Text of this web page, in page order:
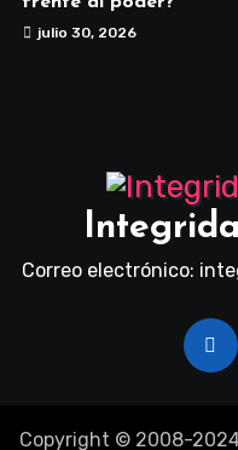
julio 30, 2026
Correo electrónico:
Copyright © 2008-